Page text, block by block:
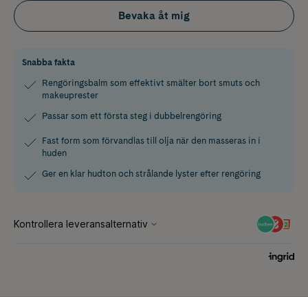
Bevaka åt mig
Snabba fakta
Rengöringsbalm som effektivt smälter bort smuts och
makeuprester
Passar som ett första steg i dubbelrengöring
Fast form som förvandlas till olja när den masseras in i
huden
Ger en klar hudton och strålande lyster efter rengöring